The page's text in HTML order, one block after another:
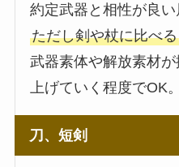
約定武器と相性が良い
ただし剣や杖に比べ
武器素体や解放素材
上げていく程度でOK。
刀、短剣